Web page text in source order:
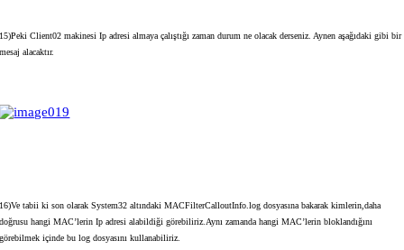
15)Peki Client02 makinesi Ip adresi almaya çalıştığı zaman durum ne olacak derseniz. Aynen aşağıdaki gibi bir
mesaj alacaktır.
16)Ve tabii ki son olarak System32 altındaki MACFilterCalloutInfo.log dosyasına bakarak kimlerin,daha
doğrusu hangi MAC’lerin Ip adresi alabildiği görebiliriz.Aynı zamanda hangi MAC’lerin bloklandığını
görebilmek içinde bu log dosyasını kullanabiliriz.